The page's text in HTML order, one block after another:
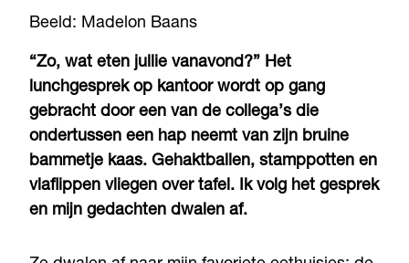
Beeld: Madelon Baans
“Zo, wat eten jullie vanavond?” Het
lunchgesprek op kantoor wordt op gang
gebracht door een van de collega’s die
ondertussen een hap neemt van zijn bruine
bammetje kaas. Gehaktballen, stamppotten en
vlaflippen vliegen over tafel. Ik volg het gesprek
en mijn gedachten dwalen af.